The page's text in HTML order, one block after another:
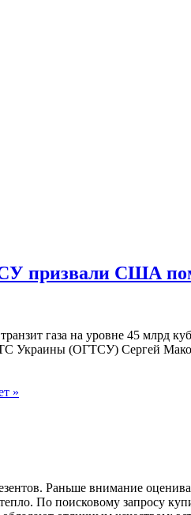
призвали США
газа на уровне 45 млрд
Украины (ОГТСУ) Сергей
»
Раньше внимание
По поисковому запросу